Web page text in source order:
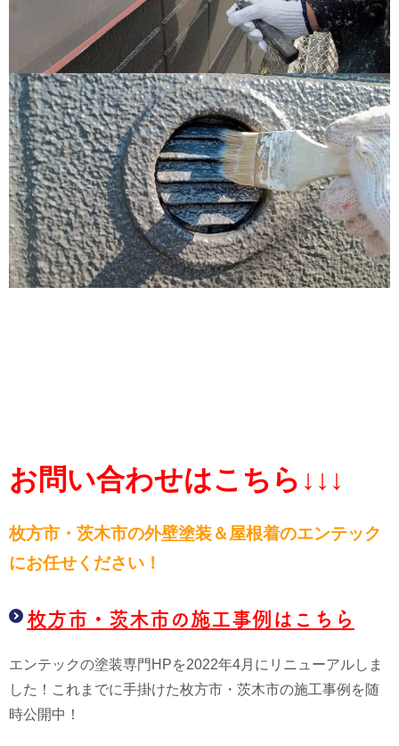
お問い合わせはこちら↓↓↓
枚方市・茨木市の外壁塗装＆屋根着のエンテック
にお任せください！
枚方市・茨木市の施工事例はこちら
エンテックの塗装専門HPを2022年4月にリニューアルしま
した！これまでに手掛けた枚方市・茨木市の施工事例を随
時公開中！